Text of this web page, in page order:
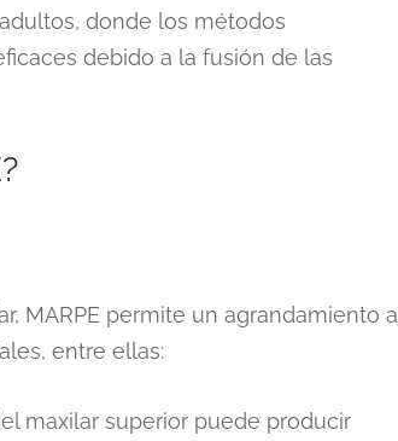
donde los métodos
debido a la fusión de las
MARPE permite un agrandamiento a
entre ellas:
maxilar superior puede producir